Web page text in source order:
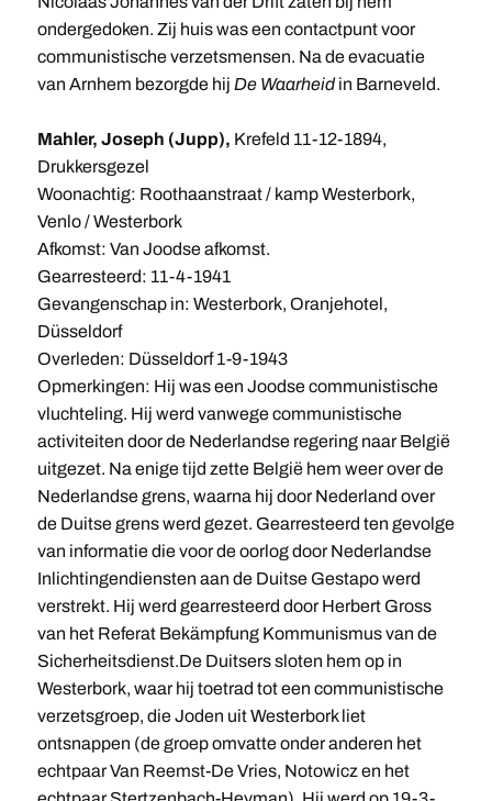
ondergedoken. Zij huis was een contactpunt voor
communistische verzetsmensen. Na de evacuatie
van Arnhem bezorgde hij De Waarheidin Barneveld.
Mahler, Joseph (Jupp), Krefeld 11-12-1894,
Drukkersgezel
Woonachtig: Roothaanstraat / kamp Westerbork,
Venlo / Westerbork
Afkomst: Van Joodse afkomst.
Gearresteerd: 11-4-1941
Gevangenschap in: Westerbork, Oranjehotel,
Düsseldorf
Overleden: Düsseldorf 1-9-1943
Opmerkingen: Hij was een Joodse communistische
vluchteling. Hij werd vanwege communistische
activiteiten door de Nederlandse regering naar België
uitgezet. Na enige tijd zette België hem weer over de
Nederlandse grens, waarna hij door Nederland over
de Duitse grens werd gezet. Gearresteerd ten gevolge
van informatie die voor de oorlog door Nederlandse
Inlichtingendiensten aan de Duitse Gestapo werd
verstrekt. Hij werd gearresteerd door Herbert Gross
van het Referat Bekämpfung Kommunismus van de
Sicherheitsdienst.De Duitsers sloten hem op in
Westerbork, waar hij toetrad tot een communistische
verzetsgroep, die Joden uit Westerbork liet
ontsnappen (de groep omvatte onder anderen het
echtpaar Van Reemst-De Vries, Notowicz en het